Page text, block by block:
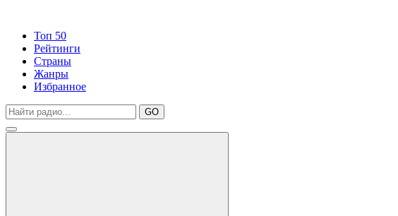
Топ 50
Рейтинги
Страны
Жанры
Избранное
GO